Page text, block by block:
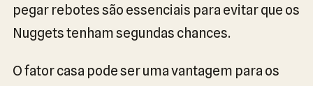
pegar rebotes são essenciais para evitar que os
Nuggets tenham segundas chances.
O fator casa pode ser uma vantagem para os